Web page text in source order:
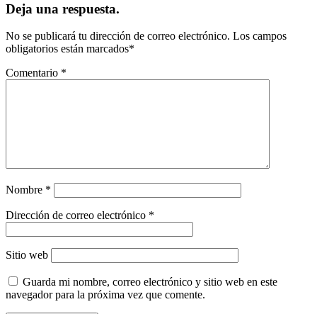
Deja una respuesta.
No se publicará tu dirección de correo electrónico. Los campos
obligatorios están marcados*
Comentario *
Nombre *
Dirección de correo electrónico *
Sitio web
Guarda mi nombre, correo electrónico y sitio web en este
navegador para la próxima vez que comente.